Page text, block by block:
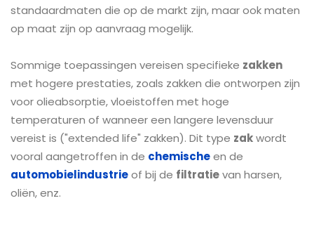
standaardmaten die op de markt zijn, maar ook maten
op maat zijn op aanvraag mogelijk.
Sommige toepassingen vereisen specifieke zakken
met hogere prestaties, zoals zakken die ontworpen zijn
voor olieabsorptie, vloeistoffen met hoge
temperaturen of wanneer een langere levensduur
vereist is ("extended life" zakken). Dit type zakwordt
vooral aangetroffen in de chemischeen de
automobielindustrieof bij de filtratievan harsen,
oliën, enz.